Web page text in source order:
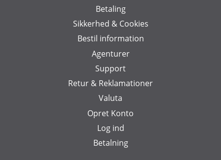
Betaling
Sikkerhed & Cookies
Bestil information
Agenturer
Support
Retur & Reklamationer
Valuta
Opret Konto
Log ind
Betalning